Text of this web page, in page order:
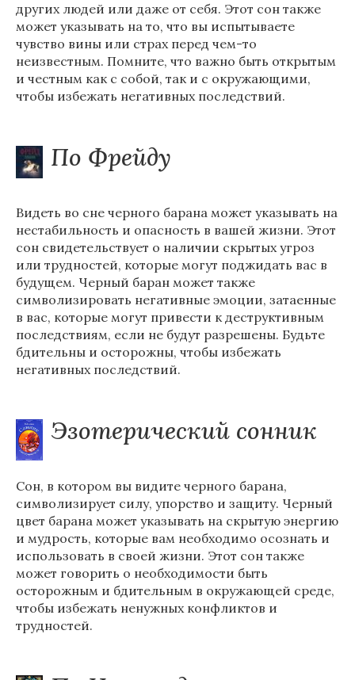
других людей или даже от себя. Этот сон также
может указывать на то, что вы испытываете
чувство вины или страх перед чем-то
неизвестным. Помните, что важно быть открытым
и честным как с собой, так и с окружающими,
чтобы избежать негативных последствий.
По Фрейду
Видеть во сне черного барана может указывать на
нестабильность и опасность в вашей жизни. Этот
сон свидетельствует о наличии скрытых угроз
или трудностей, которые могут поджидать вас в
будущем. Черный баран может также
символизировать негативные эмоции, затаенные
в вас, которые могут привести к деструктивным
последствиям, если не будут разрешены. Будьте
бдительны и осторожны, чтобы избежать
негативных последствий.
Эзотерический сонник
Сон, в котором вы видите черного барана,
символизирует силу, упорство и защиту. Черный
цвет барана может указывать на скрытую энергию
и мудрость, которые вам необходимо осознать и
использовать в своей жизни. Этот сон также
может говорить о необходимости быть
осторожным и бдительным в окружающей среде,
чтобы избежать ненужных конфликтов и
трудностей.